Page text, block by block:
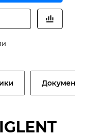
Документы